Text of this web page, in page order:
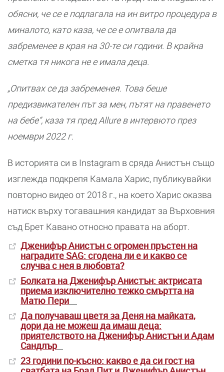
обясни, че се е подлагала на ин витро процедура в
миналото, като каза, че се е опитвала да
забременее в края на 30-те си години. В крайна
сметка тя никога не е имала деца.
„Опитвах се да забременея. Това беше
предизвикателен път за мен, пътят на правенето
на бебе“, каза тя пред Allure в интервюто през
ноември 2022 г.
В историята си в Instagram в сряда Анистън също
изглежда подкрепя Камала Харис, публикувайки
повторно видео от 2018 г., на което Харис оказва
натиск върху тогавашния кандидат за Върховния
съд Брет Кавано относно правата на аборт.
Дженифър Анистън с огромен пръстен на
наградите SAG: сгодена ли е и какво се
случва с нея в любовта?
Болката на Дженифър Анистън: актрисата
приема изключително тежко смъртта на
Матю Пери
Да получаваш цветя за Деня на майката,
дори да не можеш да имаш деца:
приятелството на Дженифър Анистън и Адам
Сандлър
23 години по-късно: какво е да си гост на